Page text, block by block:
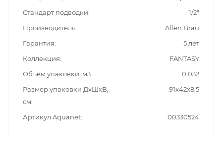
Стандарт подводки
1/2"
Производитель
Allen Brau
Гарантия
5 лет
Коллекция
FANTASY
Объём упаковки, м3
0.032
Размер упаковки ДxШxВ,
см
91x42x8,5
Артикул Aquanet 00330524